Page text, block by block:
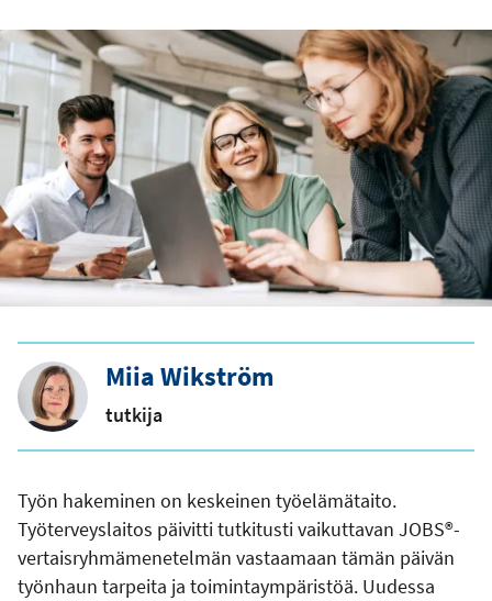
Miia Wikström
tutkija
Työn hakeminen on keskeinen työelämätaito.
Työterveyslaitos päivitti tutkitusti vaikuttavan JOBS®-
vertaisryhmämenetelmän vastaamaan tämän päivän
työnhaun tarpeita ja toimintaympäristöä. Uudessa